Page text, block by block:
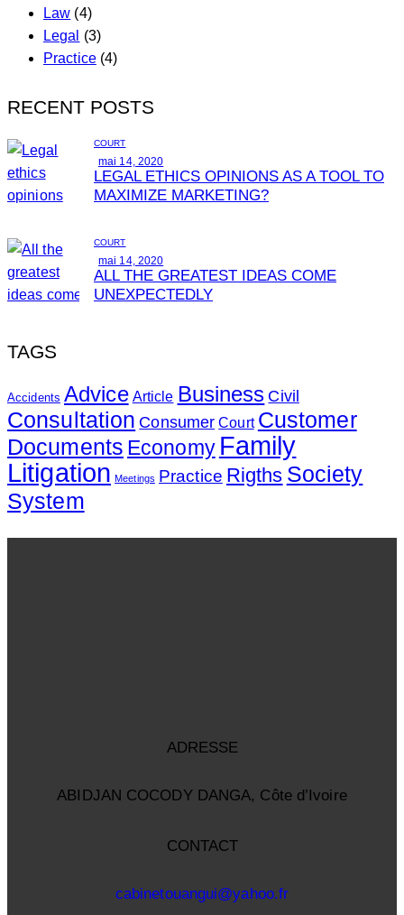
Law (4)
Legal
(3)
Practice(4)
RECENT POSTS
COURT
mai 14, 2020
LEGAL ETHICS OPINIONS AS A TOOL TO
MAXIMIZE MARKETING?
COURT
mai 14, 2020
ALL THE GREATEST IDEAS COME
UNEXPECTEDLY
TAGS
Accidents Advice Article Business Civil
Consultation Consumer Court Customer
Documents Economy Family
Litigation Meetings Practice Rigths Society
System
ADRESSE
ABIDJAN COCODY DANGA, Côte d’Ivoire
CONTACT
cabinetouangui@yahoo.fr